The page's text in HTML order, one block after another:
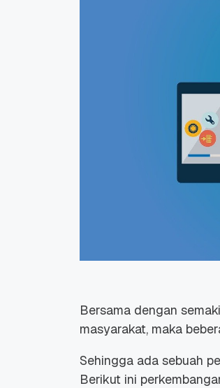
Bersama dengan
masyarakat, maka
Sehingga ada sebuah
Berikut ini